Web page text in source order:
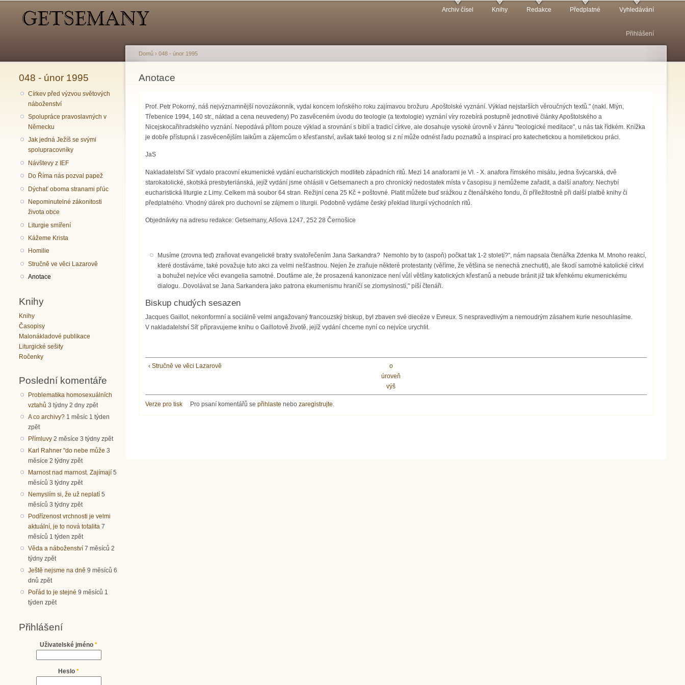
Archiv čísel Knihy Redakce Předplatné Vyhledávání
Přihlášení
048 - únor 1995
Církev před výzvou světových
náboženství
Spolupráce pravoslavných v
Německu
Jak jedná Ježíš se svými
spolupracovníky
Návštevy z IEF
Do Říma nás pozval papež
Dýchať oboma stranami pľúc
Nepominutelné zákonitosti
života obce
Liturgie smíření
Kážeme Krista
Homilie
Stručně ve věci Lazarově
Anotace
Knihy
Knihy
Časopisy
Malonákladové publikace
Liturgické sešity
Ročenky
Poslední komentáře
Problematika homosexuálních
vztahů 3 týdny 2 dny zpět
A co archivy? 1 měsíc 1 týden
zpět
Přímluvy 2 měsíce 3 týdny zpět
Karl Rahner "do nebe může 3
měsíce 2 týdny zpět
Marnost nad marnost. Zajímají 5
měsíců 3 týdny zpět
Nemyslím si, že už neplatí 5
měsíců 3 týdny zpět
Podřízenost vrchnosti je velmi
aktuální, je to nová totalita 7
měsíců 1 týden zpět
Věda a náboženství 7 měsíců 2
týdny zpět
Ještě nejsme na dně 9 měsíců 6
dnů zpět
Pořád to je stejné 9 měsíců 1
týden zpět
Přihlášení
Uživatelské jméno *
Heslo *
Jste zde
Domů › 048 - únor 1995
Anotace
Prof. Petr Pokorný, náš nejvýznamnější novozákonník, vydal koncem loňského roku zajímavou brožuru .Apoštolské vyznání. Výklad nejstarších věroučných textů." (nakl. Mlýn,
Třebenice 1994, 140 str., náklad a cena neuvedeny) Po zasvěceném úvodu do teologie (a textologie) vyznání víry rozebírá postupně jednotlivé články Apoštolského a
Nicejskocařihradského vyznání. Nepodává přitom pouze výklad a srovnání s biblí a tradicí církve, ale dosahuje vysoké úrovně v žánru "teologické meditace", u nás tak řídkém. Knížka
je dobře přístupná i zasvěcenějším laikům a zájemcům o křesťanství, avšak také teolog si z ní může odnést řadu poznatků a inspirací pro katechetickou a homiletickou práci.
JaS
Nakladatelství Síť vydalo pracovní ekumenické vydání eucharistických modliteb západních ritů. Mezi 14 anaforami je VI. - X. anafora římského misálu, jedna švýcarská, dvě
starokatolické, skotská presbyteriánská, jejíž vydání jsme ohlásili v Getsemanech a pro chronický nedostatek místa v časopisu ji nemůžeme zařadit, a další anafory. Nechybí
eucharistická liturgie z Limy. Celkem má soubor 64 stran. Režijní cena 25 Kč + poštovné. Platit můžete buď srážkou z čtenářského fondu, či příležitostně při další platbě knihy či
předplatného. Vhodný dárek pro duchovní se zájmem o liturgii. Podobně vydáme český překlad liturgií východních ritů.
Objednávky na adresu redakce: Getsemany, Alšova 1247, 252 28 Černošice
Musíme (zrovna teď) zraňovat evangelické bratry svatořečením Jana Sarkandra? Nemohlo by to (aspoň) počkat tak 1-2 století?", nám napsala čtenářka Zdenka M. Mnoho reakcí,
které dostáváme, také považuje tuto akci za velmi nešťastnou. Nejen že zraňuje některé protestanty (věříme, že většina se nenechá znechutit), ale škodí samotné katolické církvi
a bohužel nejvíce věci evangelia samotné. Doufáme ale, že prosazená kanonizace není vůlí většiny katolických křesťanů a nebude bránit již tak křehkému ekumenickému
dialogu. .Dovolávat se Jana Sarkandera jako patrona ekumenismu hraničí se zlomyslností," píší čtenáři.
Biskup chudých sesazen
Jacques Gaillot, nekonformní a sociálně velmi angažovaný francouzský biskup, byl zbaven své diecéze v Evreux. S nespravedlivým a nemoudrým zásahem kurie nesouhlasíme.
V nakladatelství Síť připravujeme knihu o Gaillotově životě, jejíž vydání chceme nyní co nejvíce urychlit.
‹ Stručně ve věci Lazarově
o
úroveň
výš
Verze pro tisk Pro psaní komentářů sepřihlaste nebozaregistrujte